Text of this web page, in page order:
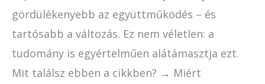
gördülékenyebb az együttműködés – és
tartósabb a változás. Ez nem véletlen: a
tudomány is egyértelműen alátámasztja ezt.
Mit találsz ebben a cikkben? → Miért